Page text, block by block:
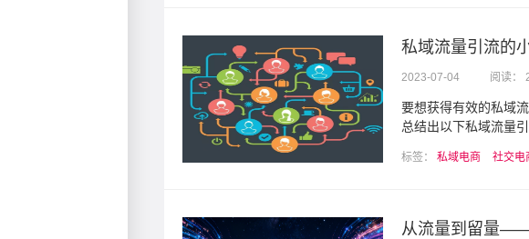
私域流量引流的
2023-07-04 阅读：
要想获得有效的私域
总结出以下私域流量引
标签： 私域电商 社交电
从流量到留量——